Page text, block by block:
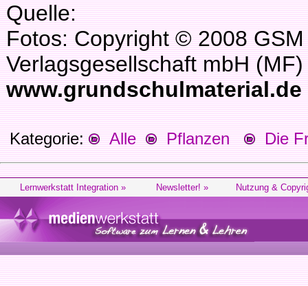
Quelle:
Fotos: Copyright © 2008
Verlagsgesellschaft mbH (MF)
www.grundschulmaterial.de
Kategorie: Alle Pflanzen Die
Lernwerkstatt Integration » Newsletter! » Nutzung &